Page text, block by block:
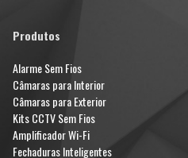
Produtos
Alarme Sem Fios
Câmaras para Interior
Câmaras para Exterior
Kits CCTV Sem Fios
Amplificador Wi-Fi
Fechaduras Inteligentes